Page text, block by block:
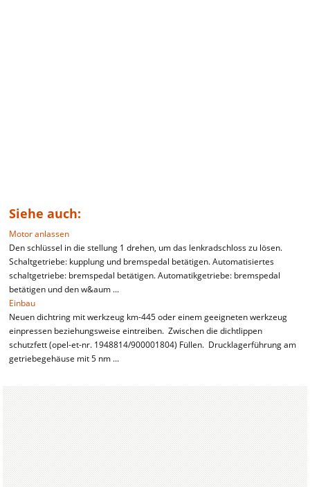
Siehe auch:
Motor anlassen
Den schlüssel in die stellung 1 drehen, um das lenkradschloss zu lösen.
Schaltgetriebe: kupplung und bremspedal betätigen. Automatisiertes
schaltgetriebe: bremspedal betätigen. Automatikgetriebe: bremspedal
betätigen und den w&aum ...
Einbau
Neuen dichtring mit werkzeug km-445 oder einem geeigneten werkzeug
einpressen beziehungsweise eintreiben. Zwischen die dichtlippen
schutzfett (opel-et-nr. 1948814/900001804) Füllen. Drucklagerführung am
getriebegehäuse mit 5 nm ...